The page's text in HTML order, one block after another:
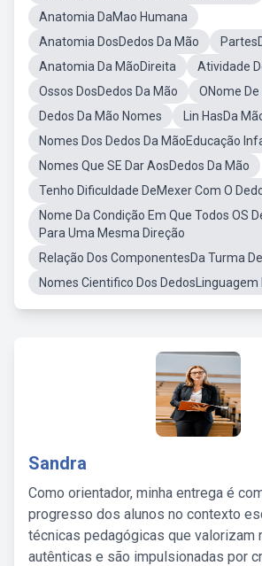
Anatomia DaMao Humana
Anatomia DosDedos Da Mão
Anatomia Da MãoDireita
Atividade
Ossos DosDedos Da Mão
ONome
Dedos Da Mão Nomes
Lin HasDa
Nomes Dos Dedos Da MãoEducação
Nomes Que SE Dar AosDedos Da Mão
Tenho Dificuldade DeMexer Com O
Nome Da Condição Em Que Todos OS
Para Uma Mesma Direção
Relação Dos ComponentesDa Turma
Nomes Cientifico Dos DedosLinguagem
Sandra
Como orientador, minha entrega é
progresso dos alunos no contexto
técnicas pedagógicas que valorizam
autênticas e são impulsionadas por